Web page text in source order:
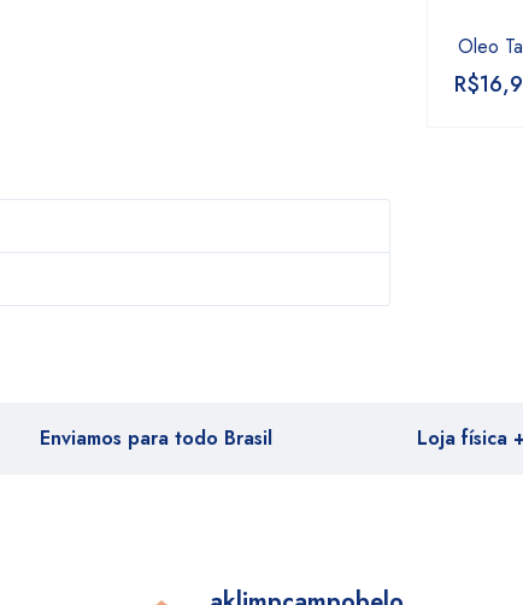
Oleo
R$
Enviamos para todo Brasil Loja física